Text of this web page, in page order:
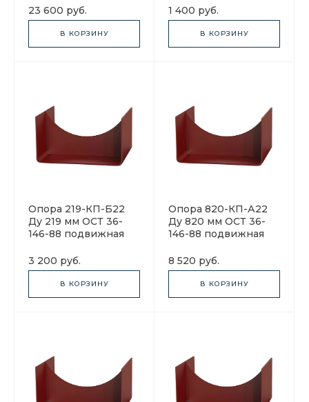
23 600 руб.
В КОРЗИНУ
1 400 руб.
В КОРЗИНУ
Опора 219-КП-Б22
Ду 219 мм ОСТ 36-
146-88 подвижная
3 200 руб.
В КОРЗИНУ
Опора 820-КП-А22
Ду 820 мм ОСТ 36-
146-88 подвижная
8 520 руб.
В КОРЗИНУ